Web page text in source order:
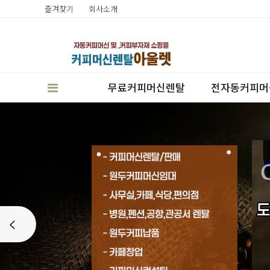
즐겨찾기 회사소개
무료커피머신렌탈 전자동커피머
판매
렌탈
캔시머실링기